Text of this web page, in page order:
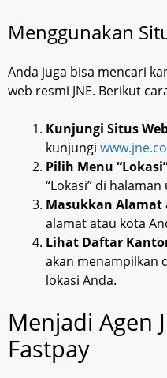
Menggunakan
Anda juga bisa mencari
web resmi JNE. Berikut
Kunjungi Situs Web
kunjungi
Pilih Menu
“Lokasi” di halaman
Masukkan Alamat
alamat atau kota
Lihat Daftar
akan menampilkan
lokasi Anda.
Menjadi Agen
Fastpay